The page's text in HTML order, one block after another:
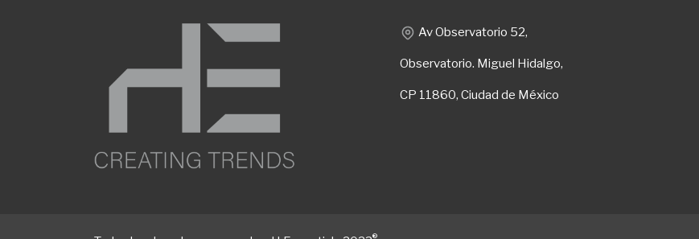
Av Observatorio 52,
Observatorio. Miguel Hidalgo,
CP 11860, Ciudad de México